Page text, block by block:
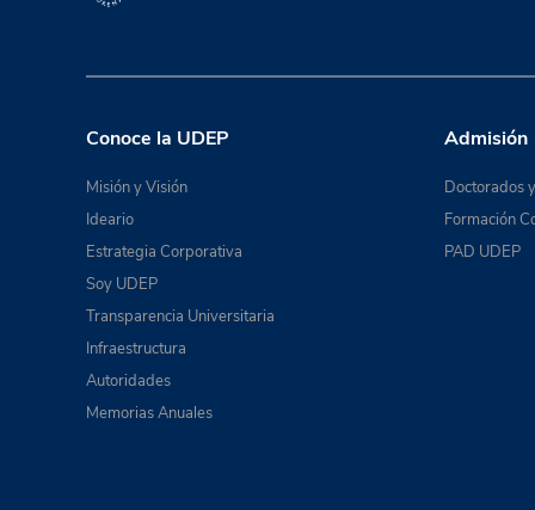
Conoce la UDEP
Misión y Visión
Ideario
Estrategia Corporativa
Soy UDEP
Transparencia Universitaria
Infraestructura
Autoridades
Memorias Anuales
Admisión
Doctorados
Formación
PAD UDEP